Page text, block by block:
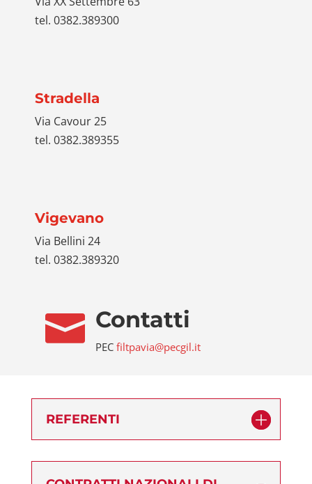
tel. 0382.389300
Stradella
Via Cavour 25
tel. 0382.389355
Vigevano
Via Bellini 24
tel. 0382.389320
 Contatti
PEC filtpavia@pecgil.it
REFERENTI